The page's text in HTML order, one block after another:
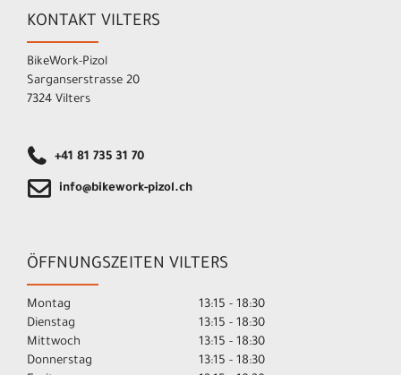
KONTAKT VILTERS
BikeWork-Pizol
Sarganserstrasse 20
7324 Vilters
+41 81 735 31 70
info@bikework-pizol.ch
ÖFFNUNGSZEITEN VILTERS
Montag
13:15 - 18:30
Dienstag
13:15 - 18:30
Mittwoch
13:15 - 18:30
Donnerstag
13:15 - 18:30